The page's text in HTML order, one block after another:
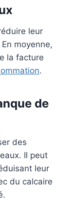
leur
En moyenne,
la facture
.
de
des
Il peut
leur
du calcaire